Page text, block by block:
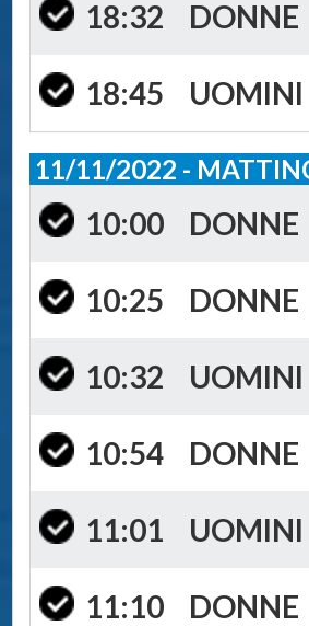
18:32 DONNE
18:45 UOMINI
11/11/2022 -
10:00 DONNE
10:25 DONNE
10:32 UOMINI
10:54 DONNE
11:01 UOMINI
11:10 DONNE